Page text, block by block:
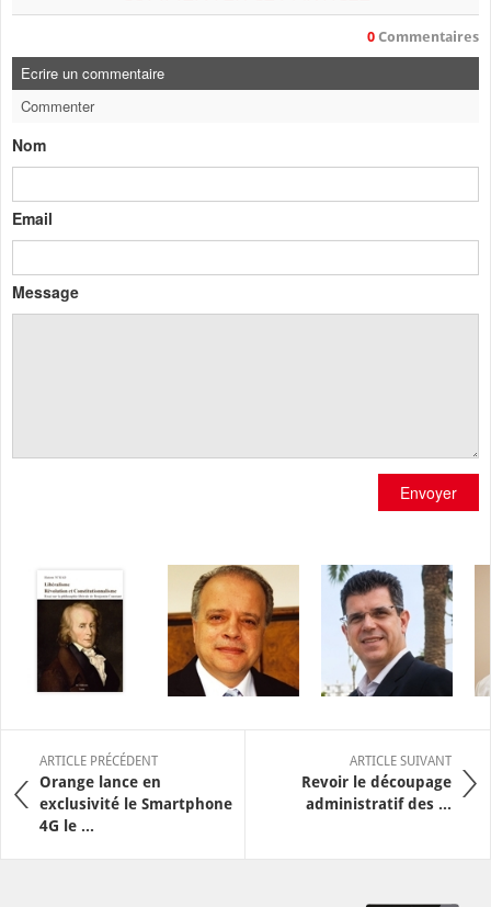
0 Commentaires
Ecrire un commentaire
Commenter
Nom
Email
Message
Envoyer
ARTICLE PRÉCÉDENT
Orange lance en
exclusivité le Smartphone
4G le ...
ARTICLE SUIVANT
Revoir le découpage
administratif des ...